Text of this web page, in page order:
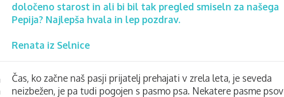
določeno starost in ali bi bil tak pregled smiseln za našega
Pepija? Najlepša hvala in lep pozdrav.
Renata iz Selnice
Čas, ko začne naš pasji prijatelj prehajati v zrela leta, je seveda
neizbežen, je pa tudi pogojen s pasmo psa. Nekatere pasme psov